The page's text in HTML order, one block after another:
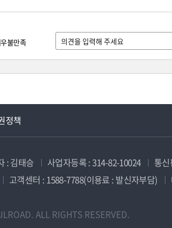
불만족
정책
: 김태승 사업자등록 : 314-82-10024
통
고객센터 : 1588-7788(이용료 : 발신자부담)
ALL RIGHTS RESERVED.